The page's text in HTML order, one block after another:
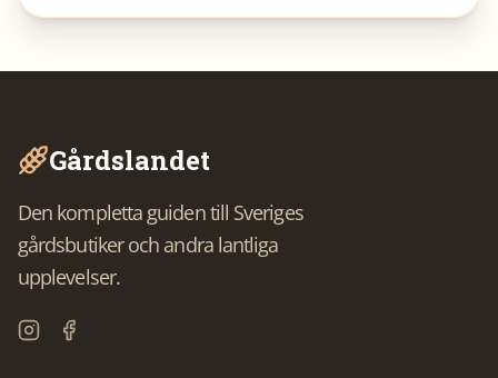
Gårdslandet
Den kompletta guiden till Sveriges
gårdsbutiker och andra lantliga
upplevelser.